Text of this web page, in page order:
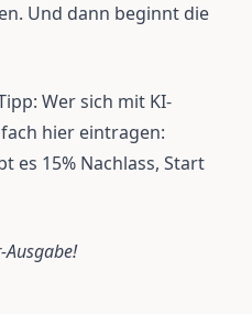
Und dann beginnt die
Wer sich mit KI-
hier eintragen:
es 15% Nachlass, Start
Ausgabe!